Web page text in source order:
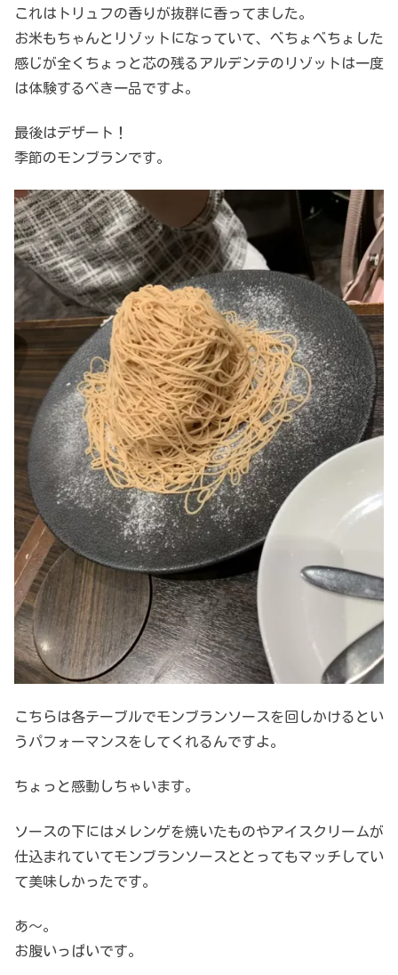
これはトリュフの香りが抜群に香ってました。
お米もちゃんとリゾットになっていて、べちょべちょした
感じが全くちょっと芯の残るアルデンテのリゾットは一度
は体験するべき一品ですよ。
最後はデザート！
季節のモンブランです。
こちらは各テーブルでモンブランソースを回しかけるとい
うパフォーマンスをしてくれるんですよ。
ちょっと感動しちゃいます。
ソースの下にはメレンゲを焼いたものやアイスクリームが
仕込まれていてモンブランソースととってもマッチしてい
て美味しかったです。
あ～。
お腹いっぱいです。